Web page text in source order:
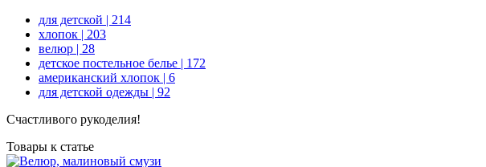
для детской | 214
хлопок | 203
велюр | 28
детское постельное белье | 172
американский хлопок | 6
для детской одежды | 92
Счастливого рукоделия!
Товары к статье